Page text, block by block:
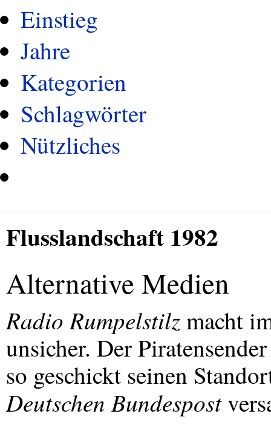
Einstieg
Jahre
Kategorien
Schlagwörter
Nützliches
Flusslandschaft 1982
Alternative Medien
Radio Rumpelstilzmacht
unsicher. Der
so geschickt seinen
Deutschen Bundespost